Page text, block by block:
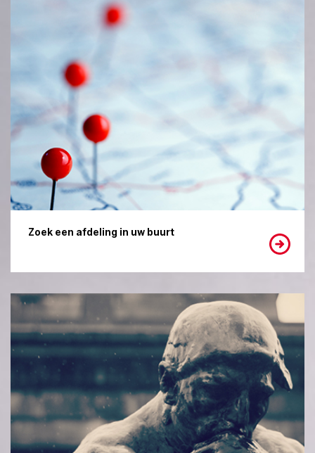
Zoek een afdeling in uw buurt